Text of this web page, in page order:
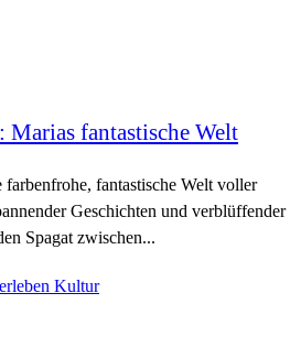
fantastische Welt
farbenfrohe, fantastische Welt voller
Geschichten und verblüffender
Spagat zwischen...
Kultur